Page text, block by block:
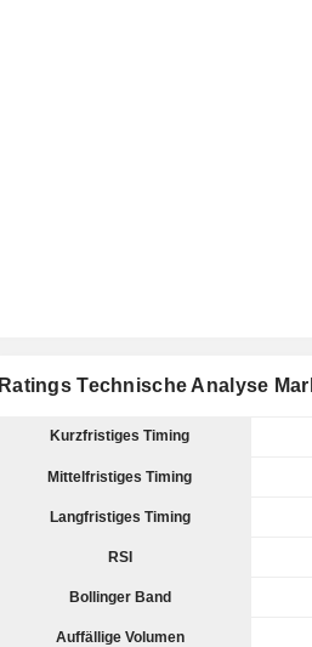
Ratings Technische Analyse
Kurzfristiges Timing
Mittelfristiges Timing
Langfristiges Timing
RSI
Bollinger Band
Auffällige Volumen